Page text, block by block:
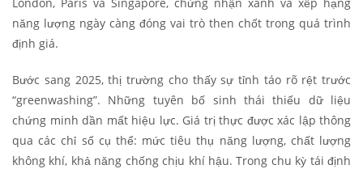
năng lượng ngày càng đóng vai trò then chốt trong quá trình
định giá.
Bước sang 2025, thị trường cho thấy sự tỉnh táo rõ rệt trước
“greenwashing”. Những tuyên bố sinh thái thiếu dữ liệu
chứng minh dần mất hiệu lực. Giá trị thực được xác lập thông
qua các chỉ số cụ thể: mức tiêu thụ năng lượng, chất lượng
không khí, khả năng chống chịu khí hậu. Trong chu kỳ tái định